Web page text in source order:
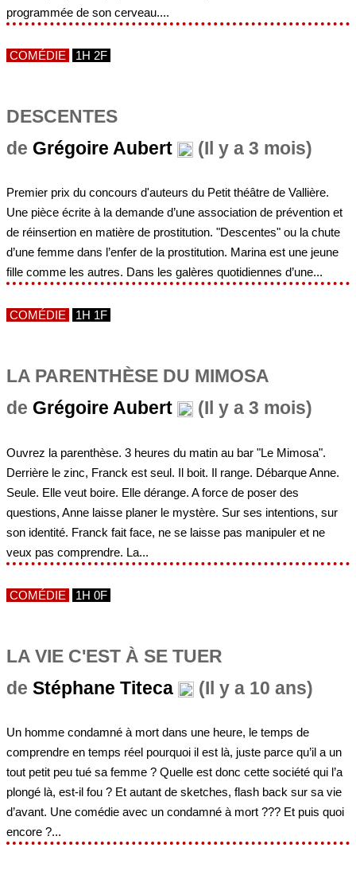
programmée de son cerveau....
COMÉDIE 1H 2F
DESCENTES
de Grégoire Aubert (Il y a 3 mois)
Premier prix du concours d'auteurs du Petit théâtre de Vallière.
Une pièce écrite à la demande d’une association de prévention et
de réinsertion en matière de prostitution. "Descentes" ou la chute
d’une femme dans l’enfer de la prostitution. Marina est une jeune
fille comme les autres. Dans les galères quotidiennes d’une...
COMÉDIE 1H 1F
LA PARENTHÈSE DU MIMOSA
de Grégoire Aubert (Il y a 3 mois)
Ouvrez la parenthèse. 3 heures du matin au bar "Le Mimosa".
Derrière le zinc, Franck est seul. Il boit. Il range. Débarque Anne.
Seule. Elle veut boire. Elle dérange. A force de poser des
questions, Anne laisse planer le mystère. Sur ses intentions, sur
son identité. Franck fait face, ne se laisse pas manipuler et ne
veux pas comprendre. La...
COMÉDIE 1H 0F
LA VIE C'EST À SE TUER
de Stéphane Titeca (Il y a 10 ans)
Un homme condamné à mort dans une heure, le temps de
comprendre en temps réel pourquoi il est là, juste parce qu’il a un
tout petit peu tué sa femme ? Quelle est donc cette société qui l’a
plongé là, est-il fou ? Et autant de sketches, flash back sur sa vie
d’avant. Une comédie avec un condamné à mort ??? Et puis quoi
encore ?...